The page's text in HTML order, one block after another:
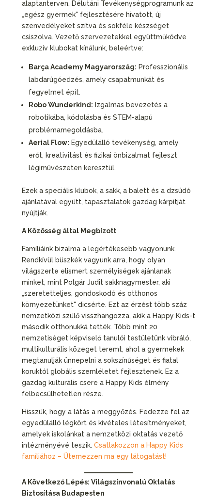
alaptanterven. Délutáni Tevékenységprogramunk az
„egész gyermek" fejlesztésére hivatott, új
szenvedélyeket szítva és sokféle készséget
csiszolva. Vezető szervezetekkel együttműködve
exkluzív klubokat kínálunk, beleértve:
Barça Academy Magyarország: Professzionális
labdarúgóedzés, amely csapatmunkát és
fegyelmet épít.
Robo Wunderkind: Izgalmas bevezetés a
robotikába, kódolásba és STEM-alapú
problémamegoldásba.
Aerial Flow: Egyedülálló tevékenység, amely
erőt, kreativitást és fizikai önbizalmat fejleszt
légimûvészeten keresztül.
Ezek a speciális klubok, a sakk, a balett és a dzsúdó
ajánlatával együtt, tapasztalatok gazdag kárpitját
nyújtják.
A Közösség által Megbízott
Famíliáink bizalma a legértékesebb vagyonunk.
Rendkívül büszkék vagyunk arra, hogy olyan
világszerte elismert személyiségek ajánlanak
minket, mint Polgár Judit sakknagymester, aki
„szeretetteljes, gondoskodó és otthonos
környezetünket" dicsérte. Ezt az érzést több száz
nemzetközi szülő visszhangozza, akik a Happy Kids-t
második otthonukká tették. Több mint 20
nemzetiséget képviselő tanulói testületünk vibráló,
multikulturális közeget teremt, ahol a gyermekek
megtanulják ünnepelni a sokszínűséget és fiatal
koruktól globális szemléletet fejlesztenek. Ez a
gazdag kulturális csere a Happy Kids élmény
felbecsülhetetlen része.
Hisszük, hogy a látás a meggyőzés. Fedezze fel az
egyedülálló légkört és kivételes létesítményeket,
amelyek iskolánkat a nemzetközi oktatás vezető
intézményévé teszik. Csatlakozzon a Happy Kids
famíliához – Ütemezzen ma egy látogatást!
A Következő Lépés: Világszínvonalú Oktatás
Biztosítása Budapesten